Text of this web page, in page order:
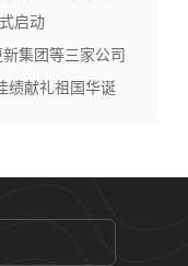
启动
集团等三家公司
绩献礼祖国华诞